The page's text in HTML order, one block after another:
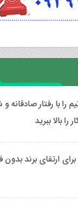
را با رفتار
را بالا ببرید